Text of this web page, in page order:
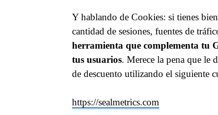
Y hablando de Cookies: si tienes
cantidad de sesiones, fuentes de
herramienta que complementa tu
tus usuarios. Merece la pena que le
de descuento utilizando el siguiente
https://sealmetrics.com